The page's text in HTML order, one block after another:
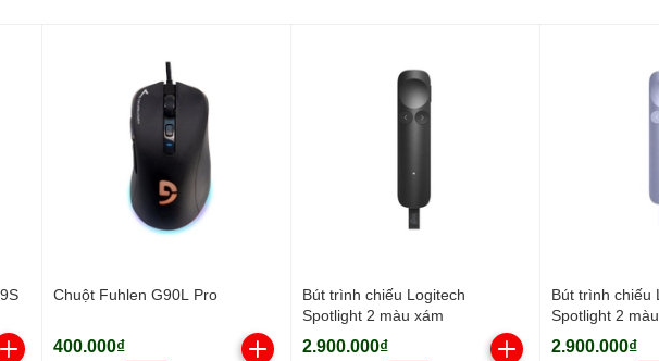
Chuột Fuhlen G90L Pro
400.000₫
Bút trình chiếu Logitech
Spotlight 2 màu xám
2.900.000₫
Bút trình chiếu
Spotlight 2
2.900.000₫